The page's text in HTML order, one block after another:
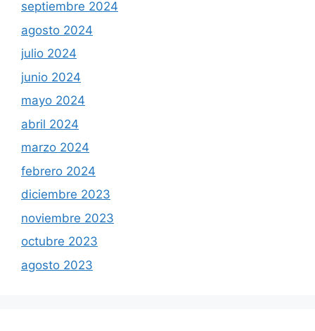
septiembre 2024
agosto 2024
julio 2024
junio 2024
mayo 2024
abril 2024
marzo 2024
febrero 2024
diciembre 2023
noviembre 2023
octubre 2023
agosto 2023